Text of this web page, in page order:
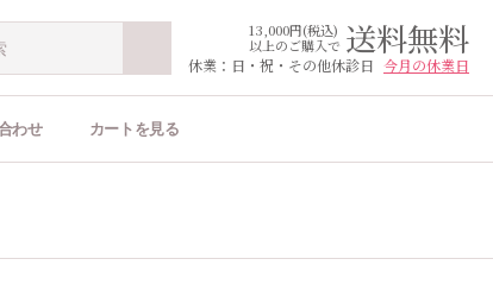
13,000円(税込)
以上のご購入で 送料無料
休業：日・祝・その他休診日 今月の休業日
わせ カートを見る